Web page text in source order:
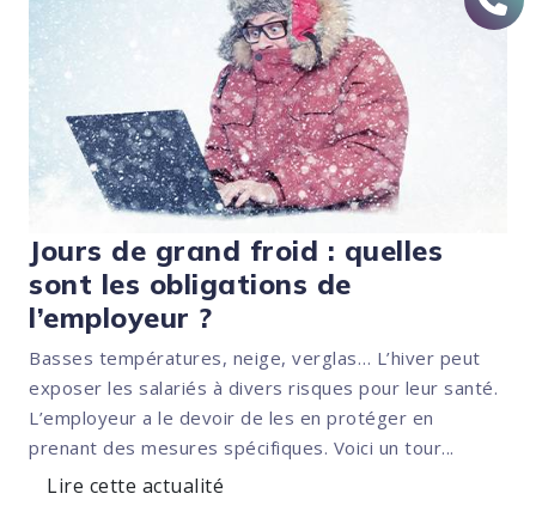
Jours de grand froid : quelles
sont les obligations de
l’employeur ?
Basses températures, neige, verglas… L’hiver peut
exposer les salariés à divers risques pour leur santé.
L’employeur a le devoir de les en protéger en
prenant des mesures spécifiques. Voici un tour...
Lire cette actualité